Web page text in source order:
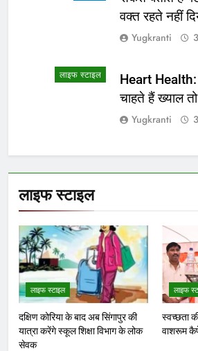
लाइफ स्टाइल
लाइफ स्टाइल
दक्षिण कोरिया के बाद अब सिंगापुर की
यात्रा करेंगे स्कूल शिक्षा विभाग के लोक
सेवक
लाइफ
स्वच्छता
वाशरूम
वक्त रहते नहीं
जाएगी हालत
Yugkranti
लाइफ स्टाइल
Heart Health:
चाहते हैं ख्याल
4 चीजें
Yugkranti